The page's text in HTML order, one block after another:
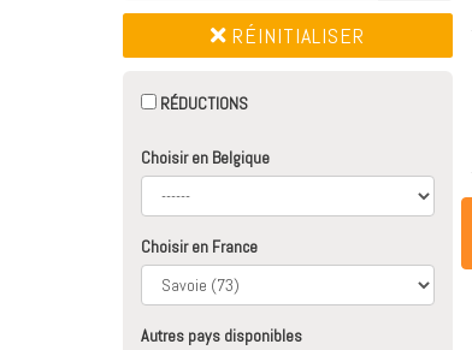
RÉINITIALISER
RÉDUCTIONS
Choisir en Belgique
Choisir en France
Autres pays disponibles